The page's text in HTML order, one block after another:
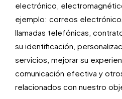
electrónico,
ejemplo: correos
llamadas telefónicas,
su identificación,
servicios, mejorar su
comunicación efectiva y
relacionados con nuestro